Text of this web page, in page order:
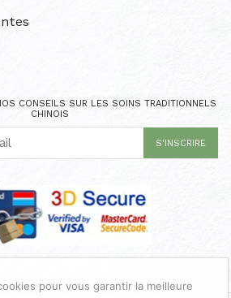
CONSEILS SUR LES SOINS TRADITIONNELS
CHINOIS
pour vous garantir la meilleure